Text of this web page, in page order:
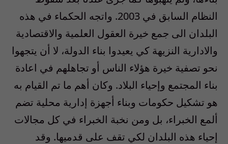
النظام السابق في 2003. واتجه الحكماء في هذه
البلدان الى جمع خيرة العقول العلمية والاقتصادية
والادارية النزيهة كي يعيدوا بناء الدولة، لا أن يتجهوا
نحو تصفية خيرة هؤلاء الناس أو تجاهلهم في اعادة
بناء المجتمع وإحياء البلاد. وكان أهم ما تم القيام به
هو تشكيل حكومات وبناء أجهزة إدارية محلية تضم
ألمع الخبراء، بل ومن نخبة الخبراء في كل مجالات
إحياء هذه البلدان لكي تقف على قدميها. وقد